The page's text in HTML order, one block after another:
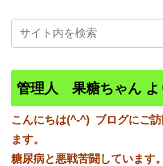
管理人 果糖ちゃん よ
こんにちは(^-^) ブログにご
ます。
糖尿病と悪戦苦闘しています。